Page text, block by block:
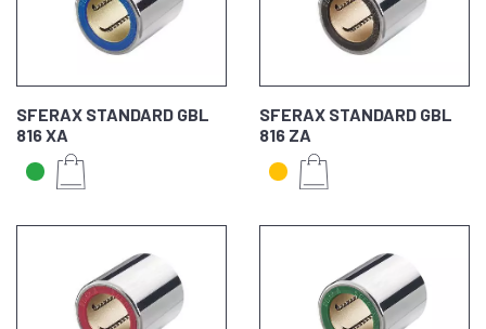
SFERAX STANDARD GBL
816 XA
SFERAX STANDARD GBL
816 ZA